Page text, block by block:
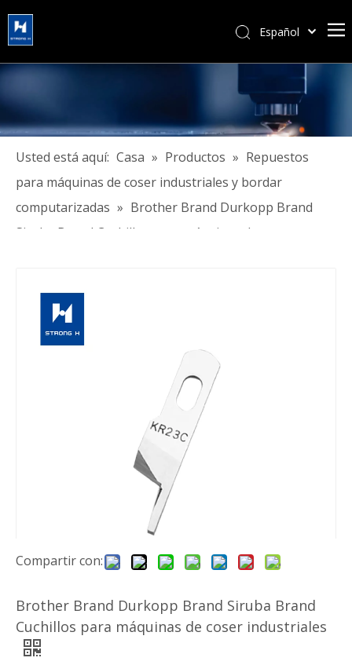
Español
Türk dili
Tiếng Việt
Português
Pусский
Français
Usted está aquí: Casa » Productos » Repuestos
para máquinas de coser industriales y bordar
computarizadas » Brother Brand Durkopp Brand
Siruba Brand Cuchillos para máquinas de coser
Compartir con:
Brother Brand Durkopp Brand Siruba Brand
Cuchillos para máquinas de coser industriales